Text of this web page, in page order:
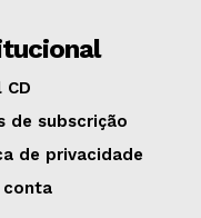
CD
de subscrição
de privacidade
conta